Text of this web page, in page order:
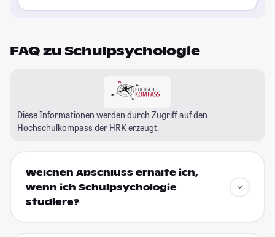
FAQ zu Schulpsychologie
Diese Informationen werden durch Zugriff auf den
Hochschulkompass der HRK erzeugt.
Welchen Abschluss erhalte ich,
wenn ich Schulpsychologie
studiere?